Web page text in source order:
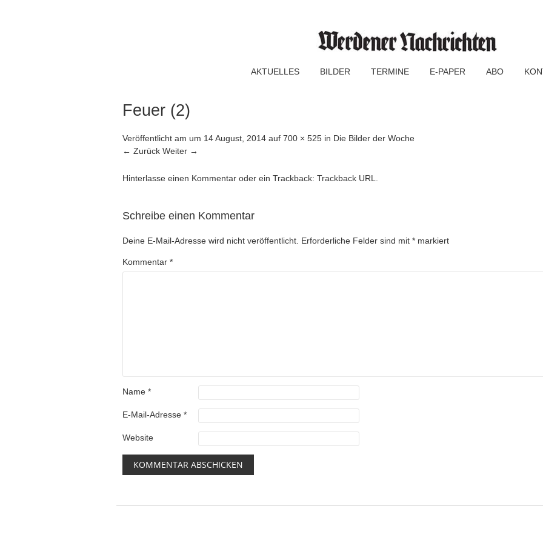
AKTUELLES BILDER TERMINE E-PAPER ABO
Feuer (2)
Veröffentlicht am um 14 August, 2014 auf 700 × 525 in Die Bilder der Woche
← Zurück Weiter →
Hinterlasse einen Kommentar oder ein Trackback: Trackback URL
Schreibe einen Kommentar
Deine E-Mail-Adresse wird nicht veröffentlicht. Erforderliche Felder sind mit * markiert
Kommentar *
Name *
E-Mail-Adresse *
Website